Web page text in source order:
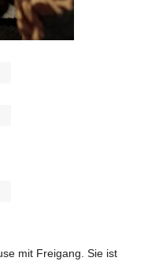
mit Freigang. Sie ist